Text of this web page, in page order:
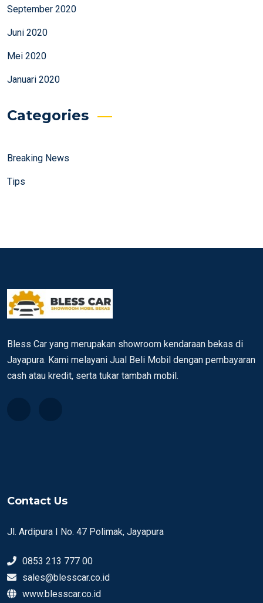
September 2020
Juni 2020
Mei 2020
Januari 2020
Categories
Breaking News
Tips
Bless Car yang merupakan showroom kendaraan bekas di
Jayapura. Kami melayani Jual Beli Mobil dengan pembayaran
cash atau kredit, serta tukar tambah mobil.
Contact Us
Jl. Ardipura I No. 47 Polimak, Jayapura
0853 213 777 00
sales@blesscar.co.id
www.blesscar.co.id